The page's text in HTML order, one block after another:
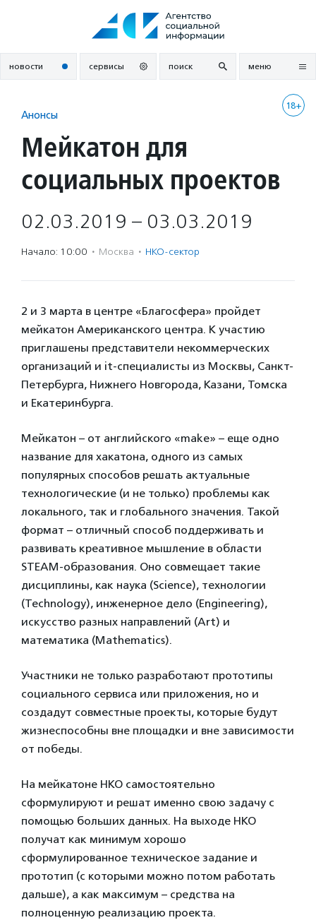
новости сервисы поиск меню
18+
Анонсы
Мейкатон для
социальных проектов
02.03.2019 – 03.03.2019
Начало: 10:00 · Москва · НКО-сектор
2 и 3 марта в центре «Благосфера» пройдет
мейкатон Американского центра. К участию
приглашены представители некоммерческих
организаций и it-специалисты из Москвы, Санкт-
Петербурга, Нижнего Новгорода, Казани, Томска
и Екатеринбурга.
Мейкатон – от английского «make» – еще одно
название для хакатона, одного из самых
популярных способов решать актуальные
технологические (и не только) проблемы как
локального, так и глобального значения. Такой
формат – отличный способ поддерживать и
развивать креативное мышление в области
STEAM-образования. Оно совмещает такие
дисциплины, как наука (Science), технологии
(Technology), инженерное дело (Engineering),
искусство разных направлений (Art) и
математика (Mathematics).
Участники не только разработают прототипы
социального сервиса или приложения, но и
создадут совместные проекты, которые будут
жизнеспособны вне площадки и вне зависимости
от победы.
На мейкатоне НКО самостоятельно
сформулируют и решат именно свою задачу с
помощью больших данных. На выходе НКО
получат как минимум хорошо
сформулированное техническое задание и
прототип (с которыми можно потом работать
дальше), а как максимум – средства на
полноценную реализацию проекта.